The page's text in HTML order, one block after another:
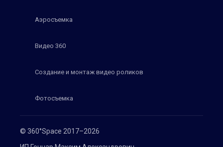
© 360°Space 2017–2026
Аэросъемка
Видео 360
Создание и монтаж видео роликов
Фотосъемка